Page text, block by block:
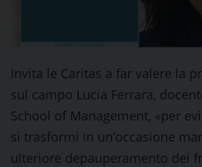
Invita le Caritas a far valere la
sul campo Lucia Ferrara,
School of Management, «per
si trasformi in un’occasione
ulteriore depauperamento dei